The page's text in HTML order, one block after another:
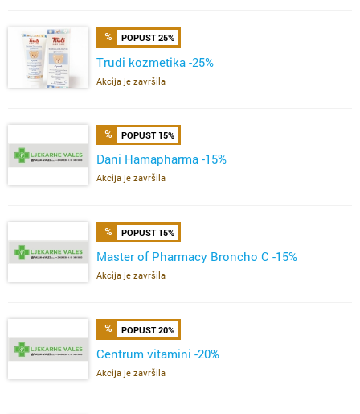
POPUST 25%
Trudi kozmetika -25%
Akcija je završila
POPUST 15%
Dani Hamapharma -15%
Akcija je završila
POPUST 15%
Master of Pharmacy Broncho C -15%
Akcija je završila
POPUST 20%
Centrum vitamini -20%
Akcija je završila